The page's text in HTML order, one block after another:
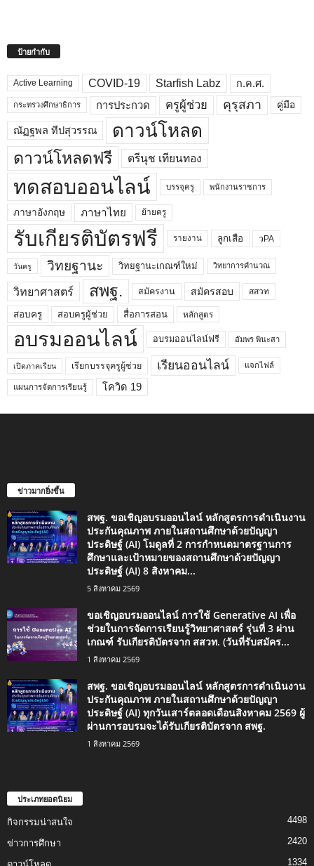
ป้ายกำกับ
Active Learning COVID-19 Starfish Labz ก.ค.ศ.
กระทรวงศึกษาธิการ การประกวด ครูผู้ช่วย คุรุสภา คู่มือ
ณัฏฐพล ทีปสุวรรณ ดาวน์โหลด
ดาวน์โหลดฟรี ตรีนุช เทียนทอง
ทดสอบออนไลน์ บรรจุครู พนักงานราชการ
ภาษาอังกฤษ ภาษาไทย ย้ายครู
รับเกียรติบัตรฟรี รายงาน ลูกเสือ วPA
วันครู วิทยฐานะ วิทยฐานะเกณฑ์ใหม่ วิทยาการคำนวณ
วิทยาศาสตร์ สพฐ. สมัครงาน สมัครสอบ สสวท
สอบครู สอบครูผู้ช่วย สื่อการสอน หลักสูตร
อบรมออนไลน์ อบรมออนไลน์ฟรี อัมพร พินะสา
เปิดภาคเรียน เรียกบรรจุครูผู้ช่วย เรียนออนไลน์ แจกไฟล์
แผนการจัดการเรียนรู้ โควิด 19
ข่าวมากยิ่งขึ้น
สพฐ. ขอเชิญอบรมออนไลน์ หลักสูตรการดำเนินงาน
ประกันคุณภาพ ภายในสถานศึกษาด้วยปัญญา
ประดิษฐ์ (AI) โมดูลที่ 2 การกำหนดมาตรฐานการ
ศึกษาและเป้าหมายของสถานศึกษาด้วยปัญญา
ประดิษฐ์ (AI) 8 สิงหาคม...
5 สิงหาคม 2569
ขอเชิญอบรมออนไลน์ การใช้ Generative AI เพื่อ
ช่วยในการจัดการเรียนรู้วิทยาศาสตร์ รุ่นที่ 3 ผ่าน
เกณฑ์ รับเกียรติบัตรจาก สสวท. (วันที่รับสมัคร...
1 สิงหาคม 2569
สพฐ. ขอเชิญอบรมออนไลน์ หลักสูตรการดำเนินงาน
ประกันคุณภาพ ภายในสถานศึกษาด้วยปัญญา
ประดิษฐ์ (AI) ทุกวันเสาร์ตลอดเดือนสิงหาคม 2569 ผู้
ผ่านการอบรมจะได้รับเกียรติบัตรจาก สพฐ.
1 สิงหาคม 2569
ประเภทยอดนิยม
กิจกรรมน่าสนใจ 4498
ข่าวการศึกษา 2420
1334